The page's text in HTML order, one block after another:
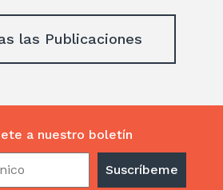
las Publicaciones
a nuestro boletín